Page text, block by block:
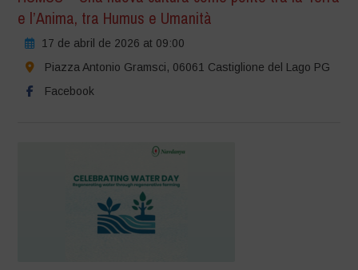
e l’Anima, tra Humus e Umanità
17 de abril de 2026 at 09:00
Piazza Antonio Gramsci, 06061 Castiglione del Lago PG
Facebook